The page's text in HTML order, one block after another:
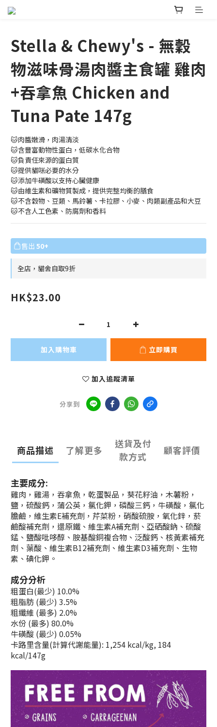
Stella & Chewy's - 無穀
物滋味骨湯肉醬主食罐 雞肉
+吞拿魚 Chicken and
Tuna Pate 147g
🐱肉醬嫩滑，肉湯清淡
🐱含豐富動物性蛋白，低碳水化合物
🐱負責任來源的蛋白質
🐱提供貓咪必要的水分
🐱添加牛磺酸以支持心臟健康
🐱由維生素和礦物質製成，提供完整均衡的膳食
🐱不含穀物、豆類、馬鈴薯、卡拉膠、小麥、肉類副產品和大豆
🐱不含人工色素、防腐劑和香料
售出 50+
全店，貓舍自取9折
HK$23.00
加入購物車 立即購買
加入追蹤清單
分享到
商品描述 了解更多
送貨及付
款方式
顧客評價
主要成分:
雞肉，雞湯，吞拿魚，乾蛋製品，葵花籽油，木薯粉，
鹽，硫酸鈣，蒲公英，氯化鉀，磷酸三鈣，牛磺酸，氯化
膽鹼，維生素E補充劑，芹菜粉，硝酸硫胺，氧化鋅，菸
鹼酸補充劑，還原鐵、維生素A補充劑、亞硒酸鈉、硫酸
錳、鹽酸吡哆醇、胺基酸銅複合物、泛酸鈣、核黃素補充
劑、葉酸、維生素B12補充劑、維生素D3補充劑、生物
素、碘化鉀。
成分分析
粗蛋白(最少) 10.0%
粗脂肪 (最少) 3.5%
粗纖維 (最多) 2.0%
水份 (最多) 80.0%
牛磺酸 (最少) 0.05%
卡路里含量(計算代謝能量): 1,254 kcal/kg, 184
kcal/147g